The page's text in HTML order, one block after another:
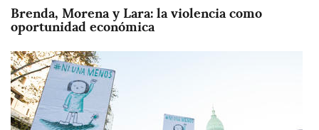
Brenda, Morena y Lara: la violencia como
oportunidad económica
Imagen